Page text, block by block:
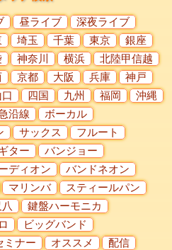
昼ライブ
深夜ライブ
埼玉 千葉 東京
銀座
神奈川 横浜
北陸甲信越
京都 大阪 兵庫
神戸
四国 九州 福岡
沖縄
沿線
ボーカル
サックス
フルート
ター
バンジョー
ディオン
バンドネオン
マリンバ
スティールパン
八
鍵盤ハーモニカ
ビッグバンド
ミナー オススメ 配信